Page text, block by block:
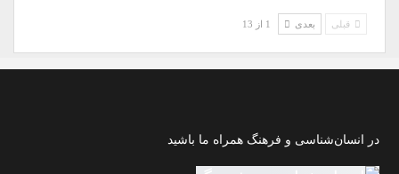
قبلی بعدی
در انسان‌شناسی و فرهنگ همراه ما باشید